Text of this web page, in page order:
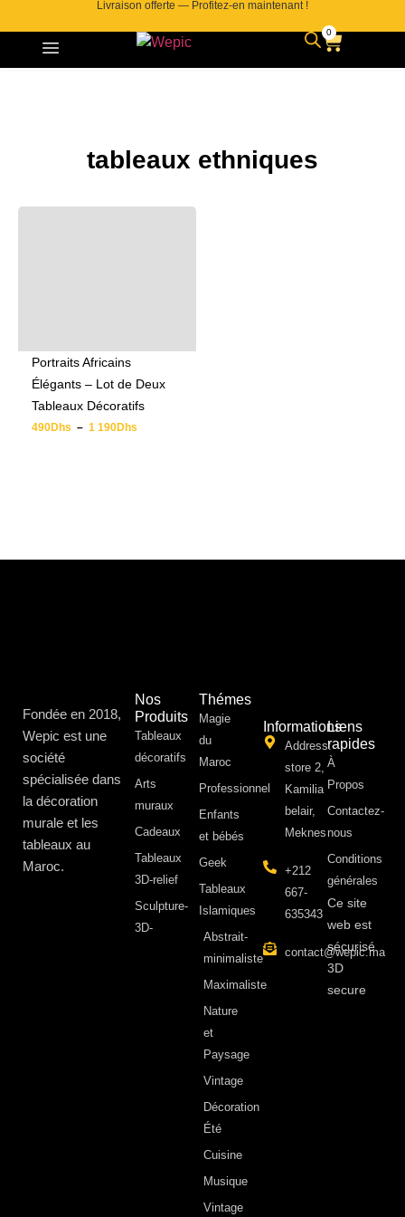
Livraison offerte — Profitez-en maintenant !
0
tableaux ethniques
Portraits Africains
Élégants – Lot de Deux
Tableaux Décoratifs
490Dhs – 1 190Dhs
Fondée en 2018,
Wepic est une
société
spécialisée dans
la décoration
murale et les
tableaux au
Maroc.
Nos
Produits
Tableaux
décoratifs
Arts
muraux
Cadeaux
Tableaux
3D-relief
Sculpture-
3D-
Thémes
Magie
du
Maroc
Professionnel
Enfants
et bébés
Geek
Tableaux
Islamiques
Abstrait-
minimaliste
Maximaliste
Nature
et
Paysage
Vintage
Décoration
Été
Cuisine
Musique
Vintage
Informations
Address:
store 2,
Kamilia
belair,
Meknes
+212
667-
635343
contact@wepic.ma
Liens
rapides
À
Propos ​
Contactez-
nous
Conditions
générales
Ce site
web est
sécurisé
3D
secure